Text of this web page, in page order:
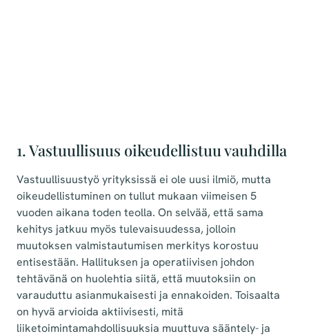
1. Vastuullisuus oikeudellistuu vauhdilla
Vastuullisuustyö yrityksissä ei ole uusi ilmiö, mutta
oikeudellistuminen on tullut mukaan viimeisen 5
vuoden aikana toden teolla. On selvää, että sama
kehitys jatkuu myös tulevaisuudessa, jolloin
muutoksen valmistautumisen merkitys korostuu
entisestään. Hallituksen ja operatiivisen johdon
tehtävänä on huolehtia siitä, että muutoksiin on
varauduttu asianmukaisesti ja ennakoiden. Toisaalta
on hyvä arvioida aktiivisesti, mitä
liiketoimintamahdollisuuksia muuttuva sääntely- ja